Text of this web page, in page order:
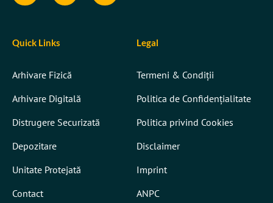
Quick Links
Arhivare Fizică
Arhivare Digitală
Distrugere Securizată
Depozitare
Unitate Protejată
Contact
Legal
Termeni & Condiții
Politica de Confidențialitate
Politica privind Cookies
Disclaimer
Imprint
ANPC